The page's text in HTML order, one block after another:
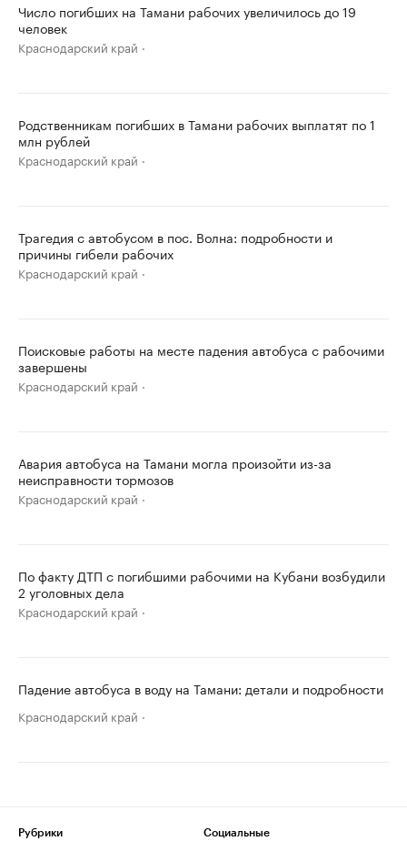
Число погибших на Тамани рабочих увеличилось до 19
человек
Краснодарский край
Родственникам погибших в Тамани рабочих выплатят по 1
млн рублей
Краснодарский край
Трагедия с автобусом в пос. Волна: подробности и
причины гибели рабочих
Краснодарский край
Поисковые работы на месте падения автобуса с рабочими
завершены
Краснодарский край
Авария автобуса на Тамани могла произойти из-за
неисправности тормозов
Краснодарский край
По факту ДТП с погибшими рабочими на Кубани возбудили
2 уголовных дела
Краснодарский край
Падение автобуса в воду на Тамани: детали и подробности
Краснодарский край
Рубрики
Социальные